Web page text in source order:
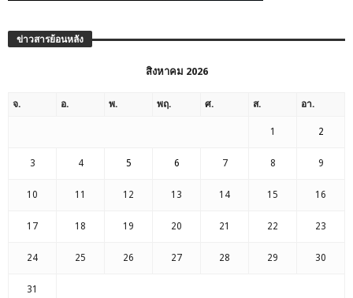
ข่าวสารย้อนหลัง
สิงหาคม 2026
จ. อ. พ. พฤ. ศ. ส. อา.
1 2
3 4 5 6 7 8 9
10 11 12 13 14 15 16
17 18 19 20 21 22 23
24 25 26 27 28 29 30
31